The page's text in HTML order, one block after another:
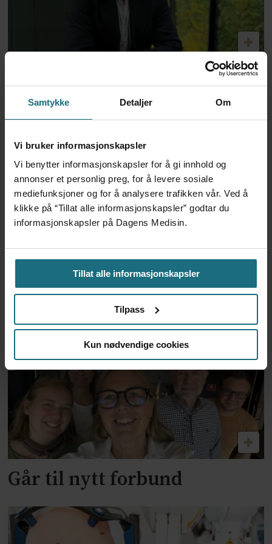
Samtykke Detaljer Om
Vi bruker informasjonskapsler
Vi benytter informasjonskapsler for å gi innhold og
annonser et personlig preg, for å levere sosiale
mediefunksjoner og for å analysere trafikken vår. Ved å
klikke på “Tillat alle informasjonskapsler” godtar du
informasjonskapsler på Dagens Medisin.
Tillat alle informasjonskapsler
Tilpass
Kun nødvendige cookies
Dag Årsland hedret med
internasjonal
Boots Apotek blir partner i
Health2B
Går til nytt forbund